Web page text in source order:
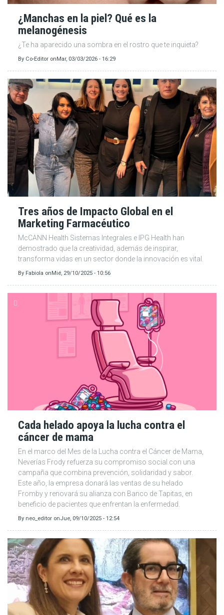
¿Manchas en la piel? Qué es la
melanogénesis
¿Te ha aparecido una sombra en el rostro que te inquieta?
By Co-Editor on Mar, 03/03/2026 - 16:29
Tres años de Impacto Global en el
Marketing Farmacéutico
McCANN Health Sistemas Integrales e IPG Health han
demostrado que la creatividad, además de inspirar,
transforma vidas en un sector donde la innovación es vital.
By Fabiola onMié, 29/10/2025 - 10:56
Cada helado apoya la lucha contra el
cáncer de mama
En el marco del Mes de la Lucha contra el Cáncer de Mama,
Neverías Frody refuerza su compromiso social con una
campaña que combina prevención, solidaridad y sabor.
Este año, la empresa donará las ventas de su helado
Fromby y renovará su alianza con Banco de Tapitas, en
beneficio de pacientes que enfrentan la enfermedad.
By neo_editor onJue, 09/10/2025 - 12:54